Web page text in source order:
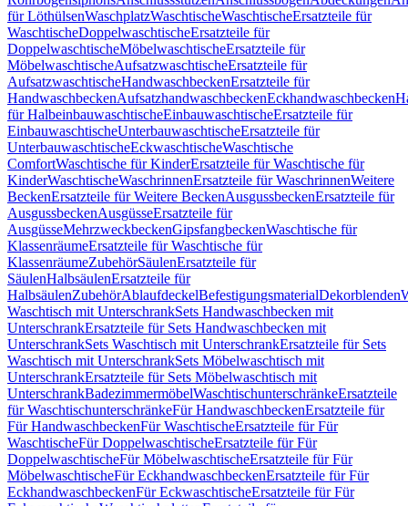
für LöthülsenWaschplatzWaschtischeWaschtischeErsatzteile für
WaschtischeDoppelwaschtischeErsatzteile für
DoppelwaschtischeMöbelwaschtischeErsatzteile für
MöbelwaschtischeAufsatzwaschtischeErsatzteile für
AufsatzwaschtischeHandwaschbeckenErsatzteile für
HandwaschbeckenAufsatzhandwaschbeckenEckhandwaschbecken
für HalbeinbauwaschtischeEinbauwaschtischeErsatzteile für
EinbauwaschtischeUnterbauwaschtischeErsatzteile für
UnterbauwaschtischeEckwaschtischeWaschtische
ComfortWaschtische für KinderErsatzteile für Waschtische für
KinderWaschtischeWaschrinnenErsatzteile für WaschrinnenWeitere
BeckenErsatzteile für Weitere BeckenAusgussbeckenErsatzteile für
AusgussbeckenAusgüsseErsatzteile für
AusgüsseMehrzweckbeckenGipsfangbeckenWaschtische für
KlassenräumeErsatzteile für Waschtische für
KlassenräumeZubehörSäulenErsatzteile für
SäulenHalbsäulenErsatzteile für
HalbsäulenZubehörAblaufdeckelBefestigungsmaterialDekorblenden
Waschtisch mit UnterschrankSets Handwaschbecken mit
UnterschrankErsatzteile für Sets Handwaschbecken mit
UnterschrankSets Waschtisch mit UnterschrankErsatzteile für Sets
Waschtisch mit UnterschrankSets Möbelwaschtisch mit
UnterschrankErsatzteile für Sets Möbelwaschtisch mit
UnterschrankBadezimmermöbelWaschtischunterschränkeErsatzteile
für WaschtischunterschränkeFür HandwaschbeckenErsatzteile für
Für HandwaschbeckenFür WaschtischeErsatzteile für Für
WaschtischeFür DoppelwaschtischeErsatzteile für Für
DoppelwaschtischeFür MöbelwaschtischeErsatzteile für Für
MöbelwaschtischeFür EckhandwaschbeckenErsatzteile für Für
EckhandwaschbeckenFür EckwaschtischeErsatzteile für Für